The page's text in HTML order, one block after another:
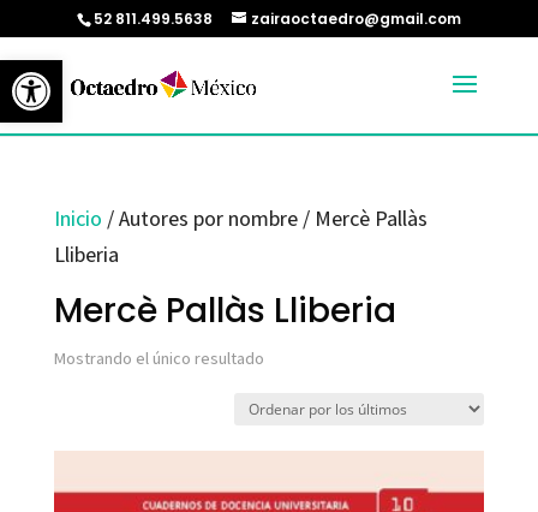
Abrir barra de herramientas
52 811.499.5638 zairaoctaedro@gmail.com
Inicio / Autores por nombre / Mercè Pallàs
Lliberia
Mercè Pallàs Lliberia
Mostrando el único resultado